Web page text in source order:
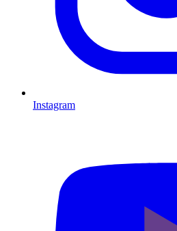
Instagram